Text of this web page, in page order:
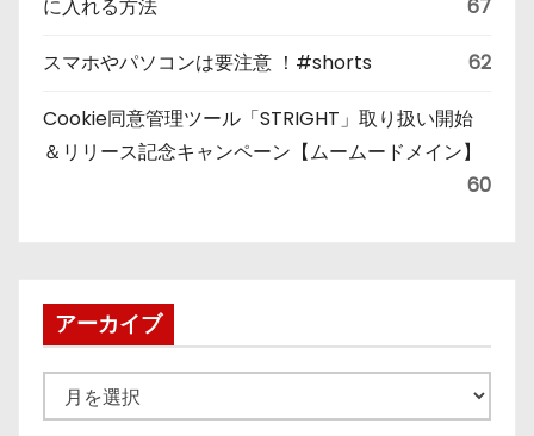
に入れる方法 67
スマホやパソコンは要注意 ！#shorts 62
Cookie同意管理ツール「STRIGHT」取り扱い開始
＆リリース記念キャンペーン【ムームードメイン】
60
アーカイブ
ー